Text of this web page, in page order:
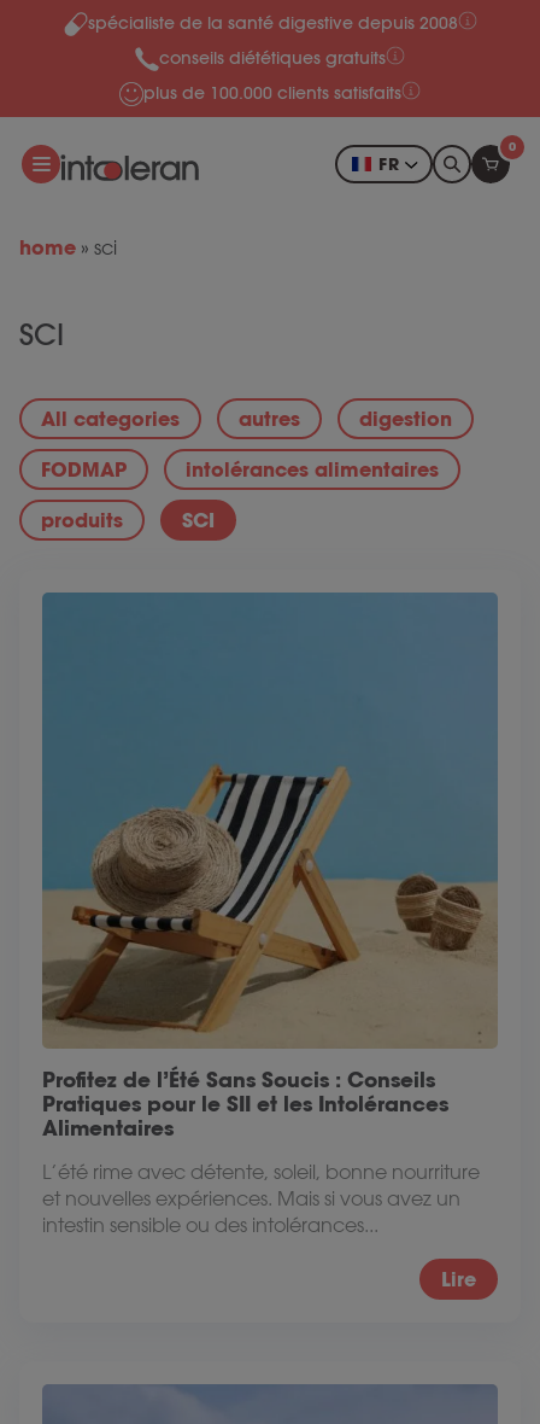
Skip to content
spécialiste de la santé digestive depuis 2008
conseils diététiques gratuits
plus de 100.000 clients satisfaits
FR
0
home » sci
SCI
All categories autres digestion
FODMAP intolérances alimentaires
produits SCI
Profitez de l’Été Sans Soucis : Conseils
Pratiques pour le SII et les Intolérances
Alimentaires
L’été rime avec détente, soleil, bonne nourriture
et nouvelles expériences. Mais si vous avez un
intestin sensible ou des intolérances...
Lire